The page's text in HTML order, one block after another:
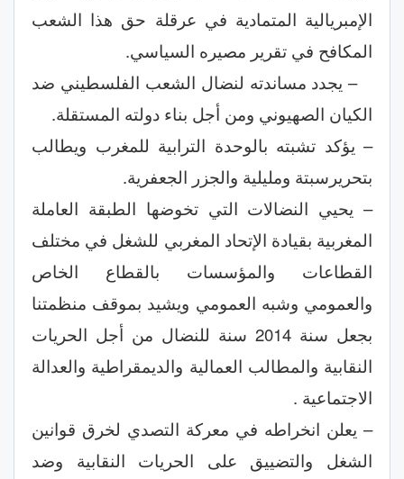
الإمبريالية المتمادية في عرقلة حق هذا الشعب
المكافح في تقرير مصيره السياسي.
– يجدد مساندته لنضال الشعب الفلسطيني ضد
الكيان الصهيوني ومن أجل بناء دولته المستقلة.
– يؤكد تشبته بالوحدة الترابية للمغرب ويطالب
بتحريرسبتة ومليلية والجزر الجعفرية.
– يحيي النضالات التي تخوضها الطبقة العاملة
المغربية بقيادة الإتحاد المغربي للشغل في مختلف
القطاعات والمؤسسات بالقطاع الخاص
والعمومي وشبه العمومي ويشيد بموقف منظمتنا
بجعل سنة 2014 سنة للنضال من أجل الحريات
النقابية والمطالب العمالية والديمقراطية والعدالة
الاجتماعية .
– يعلن انخراطه في معركة التصدي لخرق قوانين
الشغل والتضييق على الحريات النقابية وضد